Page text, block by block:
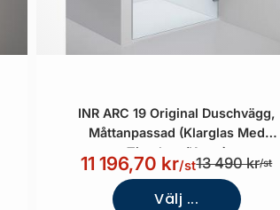
INR ARC 19 Original Duschvägg,
Måttanpassad (Klarglas Med
Timeless/Krom)
11 196,70 kr/st13 490 kr/st
Välj ...